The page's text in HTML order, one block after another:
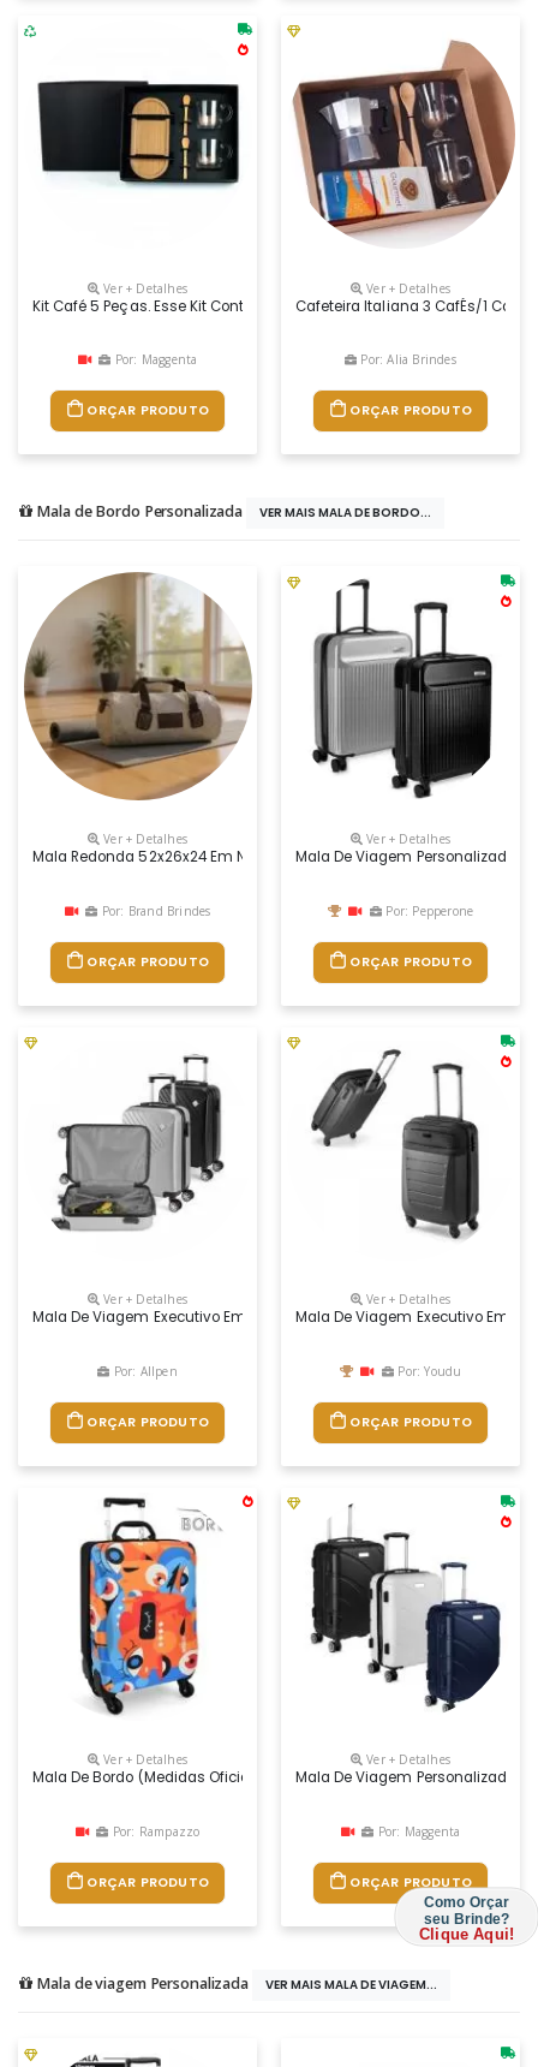
Ver + Detalhes
Kit Café 5 Peças. Esse Kit Conta Com Duas Canecas Em Vidro, Duas
Por: Maggenta
ORÇAR PRODUTO
Ver + Detalhes
Cafeteira Italiana 3 CafÉs/1 CafÉ
Por: Alia Brindes
ORÇAR PRODUTO
Mala de Bordo Personalizada VER MAIS MALA DE BORDO...
Ver + Detalhes
Mala Redonda 52x26x24 Em Nylon Mescla Forrada Com Nylon 240
Por: Brand Brindes
ORÇAR PRODUTO
Ver + Detalhes
Mala De Viagem Personalizada
Por: Pepperone
ORÇAR PRODUTO
Ver + Detalhes
Mala De Viagem Executivo Em Abs Com Interior Forrado, Com
Por: Allpen
ORÇAR PRODUTO
Ver + Detalhes
Mala De Viagem Executivo Em
Por: Youdu
ORÇAR PRODUTO
Ver + Detalhes
Mala De Bordo (medidas Oficiais Anac) Com 4 Rodinhas Fabricada
Por: Rampazzo
ORÇAR PRODUTO
Ver + Detalhes
Mala De Viagem Personalizada
Por: Maggenta
ORÇAR PRODUTO
Mala de viagem Personalizada VER MAIS MALA DE VIAGEM...
Como Orçar
seu Brinde?
Clique Aqui!